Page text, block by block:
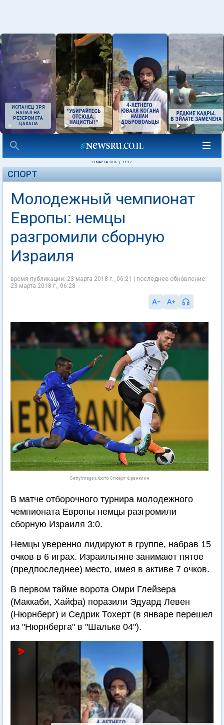
ИСПАНЕЦ ЗРЯ
НАПАЛ НА
РЕЗЕРВИСТА
ЦАХАЛА
23 МАРТА 2018 11:17
СПОРТ
Молодежный чемпионат
Европы: немцы
разгромили сборную
Израиля
время публикации: 23 марта 2018 г., 06:21 | последнее обновление:
23 марта 2018 г., 06:28
GettyImages, Фото Стюарт Франклин
В матче отборочного турнира молодежного
чемпионата Европы немцы разгромили
сборную Израиля 3:0.
Немцы уверенно лидируют в группе, набрав 15
очков в 6 играх. Израильтяне занимают пятое
(предпоследнее) место, имея в активе 7 очков.
В первом тайме ворота Омри Глейзера
(Маккаби, Хайфа) поразили Эдуард Левен
(Нюрнберг) и Седрик Тохерт (в январе перешел
из "Нюрнберга" в "Шальке 04").